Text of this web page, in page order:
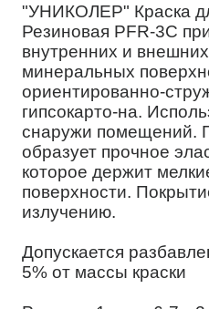
"УНИКОЛЕР" Краска
Резиновая PFR-3С
внутренних и
минеральных
ориентированно-
гипсокарто-на.
снаружи помещений.
образует прочное
которое держит
поверхности.
излучению.
Допускается
5% от массы краски